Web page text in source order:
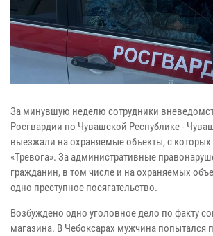
За минувшую неделю сотрудники
Росгвардии по Чувашской Республике -
выезжали на охраняемые объекты, с которых
«Тревога». За административные
гражданин, в том числе и на охраняемых
одно преступное посягательство.
Возбуждено одно уголовное дело по факту
магазина. В Чебоксарах мужчина попытался